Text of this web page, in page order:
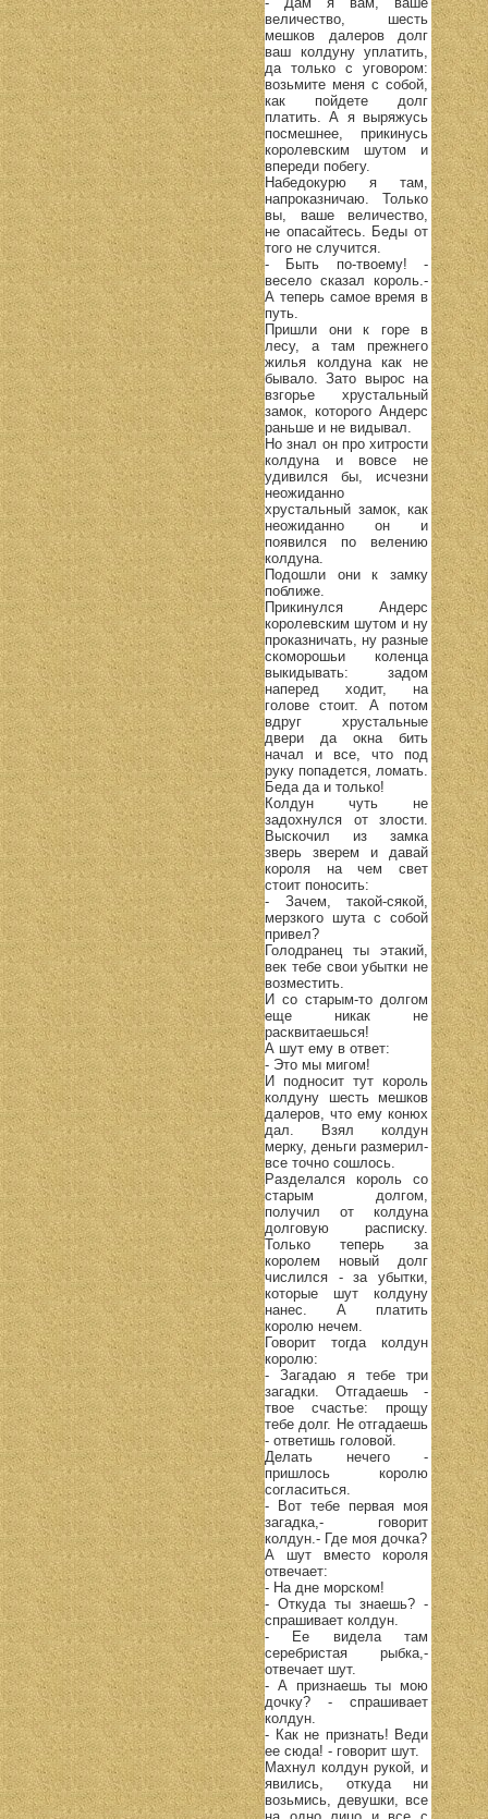
величество, шесть
мешков далеров долг
ваш колдуну уплатить,
да только с уговором:
возьмите меня с собой,
как пойдете долг
платить. А я выряжусь
посмешнее, прикинусь
королевским шутом и
впереди побегу.
Набедокурю я там,
напроказничаю. Только
вы, ваше величество,
не опасайтесь. Беды от
того не случится.
- Быть по-твоему! -
весело сказал король.-
А теперь самое время в
путь.
Пришли они к горе в
лесу, а там прежнего
жилья колдуна как не
бывало. Зато вырос на
взгорье хрустальный
замок, которого Андерс
раньше и не видывал.
Но знал он про хитрости
колдуна и вовсе не
удивился бы, исчезни
неожиданно
хрустальный замок, как
неожиданно он и
появился по велению
колдуна.
Подошли они к замку
поближе.
Прикинулся Андерс
королевским шутом и ну
проказничать, ну разные
скоморошьи коленца
выкидывать: задом
наперед ходит, на
голове стоит. А потом
вдруг хрустальные
двери да окна бить
начал и все, что под
руку попадется, ломать.
Беда да и только!
Колдун чуть не
задохнулся от злости.
Выскочил из замка
зверь зверем и давай
короля на чем свет
стоит поносить:
- Зачем, такой-сякой,
мерзкого шута с собой
привел?
Голодранец ты этакий,
век тебе свои убытки не
возместить.
И со старым-то долгом
еще никак не
расквитаешься!
А шут ему в ответ:
- Это мы мигом!
И подносит тут король
колдуну шесть мешков
далеров, что ему конюх
дал. Взял колдун
мерку, деньги размерил-
все точно сошлось.
Разделался король со
старым долгом,
получил от колдуна
долговую расписку.
Только теперь за
королем новый долг
числился - за убытки,
которые шут колдуну
нанес. А платить
королю нечем.
Говорит тогда колдун
королю:
- Загадаю я тебе три
загадки. Отгадаешь -
твое счастье: прощу
тебе долг. Не отгадаешь
- ответишь головой.
Делать нечего -
пришлось королю
согласиться.
- Вот тебе первая моя
загадка,- говорит
колдун.- Где моя дочка?
А шут вместо короля
отвечает:
- На дне морском!
- Откуда ты знаешь? -
спрашивает колдун.
- Ее видела там
серебристая рыбка,-
отвечает шут.
- А признаешь ты мою
дочку? - спрашивает
колдун.
- Как не признать! Веди
ее сюда! - говорит шут.
Махнул колдун рукой, и
явились, откуда ни
возьмись, девушки, все